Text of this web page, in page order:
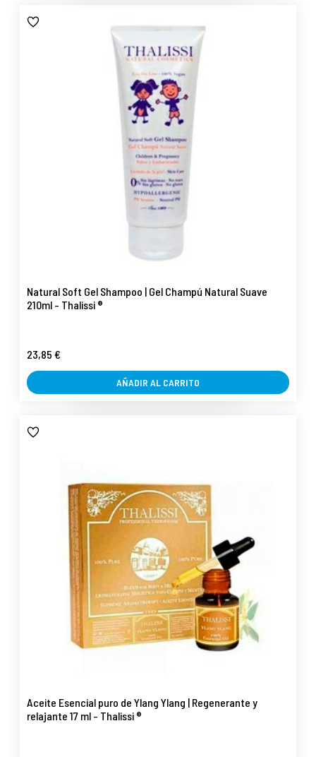
Natural Soft Gel Shampoo | Gel Champú Natural Suave
210ml - Thalissi ®
23,85 €
AÑADIR AL CARRITO
Aceite Esencial puro de Ylang Ylang | Regenerante y
relajante 17 ml - Thalissi ®